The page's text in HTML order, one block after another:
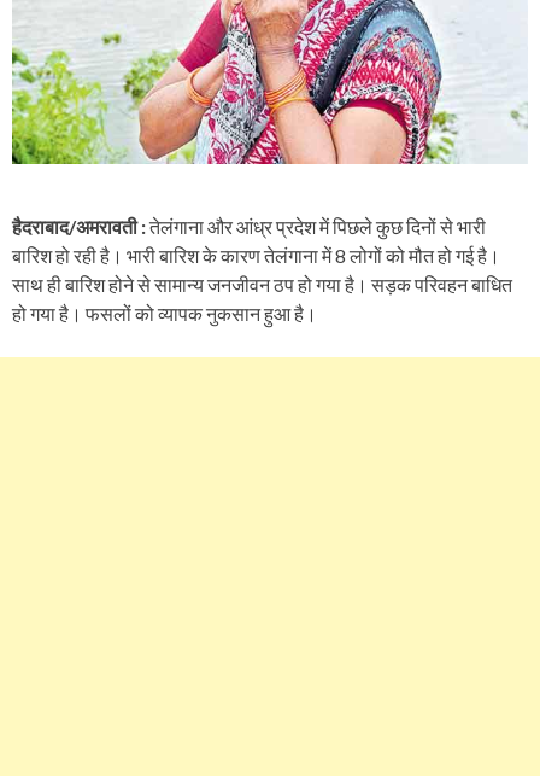
हैदराबाद/अमरावती :तेलंगाना और आंध्र प्रदेश में पिछले कुछ दिनों से भारी
बारिश हो रही है। भारी बारिश के कारण तेलंगाना में 8 लोगों को मौत हो गई है।
साथ ही बारिश होने से सामान्य जनजीवन ठप हो गया है। सड़क परिवहन बाधित
हो गया है। फसलों को व्यापक नुकसान हुआ है।